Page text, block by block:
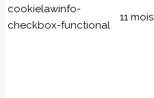
cookielawinfo-
checkbox-functional
11 mois